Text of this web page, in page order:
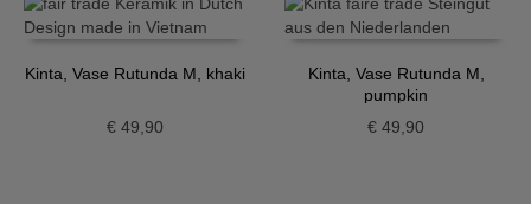
Kinta, Vase Rutunda M, khaki
€49,90
Kinta, Vase Rutunda M,
pumpkin
€ 49,90